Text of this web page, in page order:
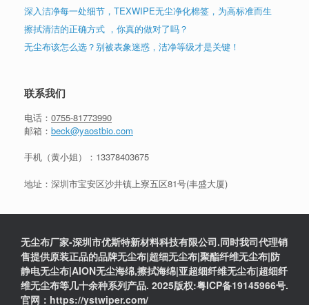
深入洁净每一处细节，TEXWIPE无尘净化棉签，为高标准而生
擦拭清洁的正确方式 ，你真的做对了吗？
无尘布该怎么选？别被表象迷惑，洁净等级才是关键！
联系我们
电话： 0755-81773990
邮箱： beck@yaostbio.com
手机（黄小姐）： 13378403675
地址：深圳市宝安区沙井镇上寮五区81号(丰盛大厦)
无尘布厂家-深圳市优斯特新材料科技有限公司.同时我司代理销
售提供原装正品的品牌无尘布|超细无尘布|聚酯纤维无尘布|防
静电无尘布|AION无尘海绵,擦拭海绵|亚超细纤维无尘布|超细纤
维无尘布等几十余种系列产品. 2025版权:粤ICP备19145966号.
官网：https://ystwiper.com/